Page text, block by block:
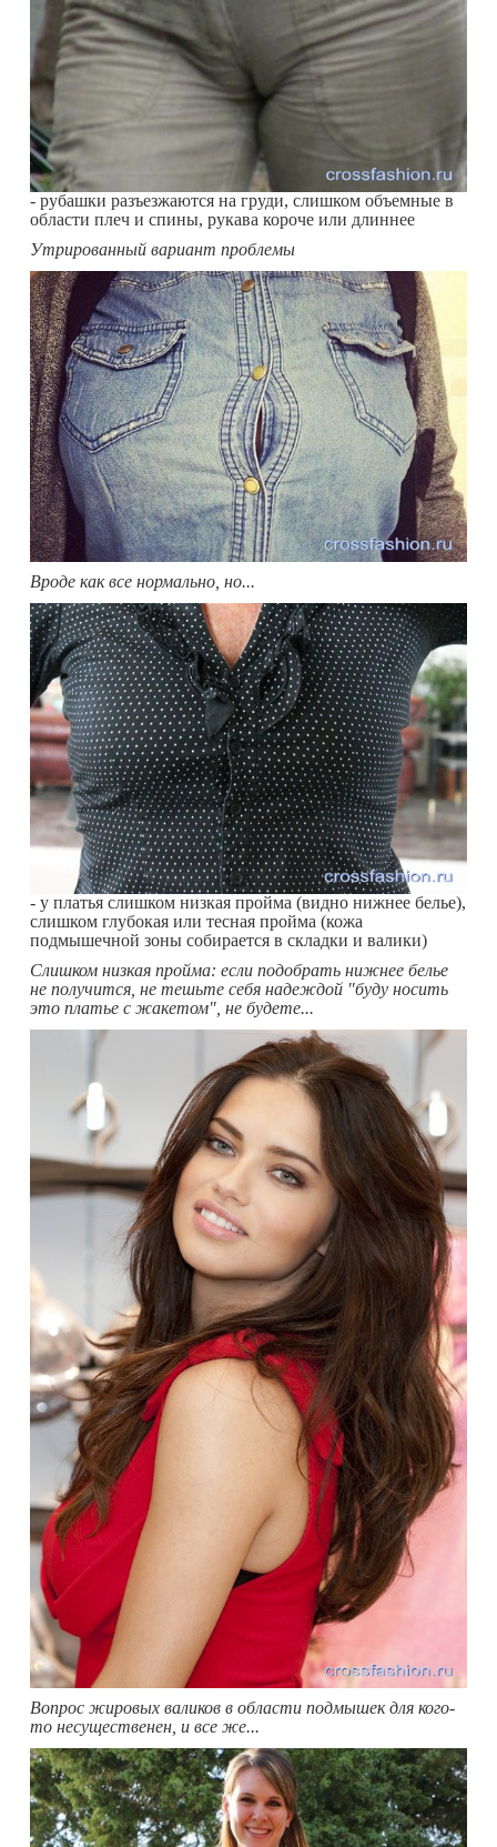
- рубашки разъезжаются на груди, слишком объемные в
области плеч и спины, рукава короче или длиннее
Утрированный вариант проблемы
Вроде как все нормально, но...
- у платья слишком низкая пройма (видно нижнее белье),
слишком глубокая или тесная пройма (кожа
подмышечной зоны собирается в складки и валики)
Слишком низкая пройма: если подобрать нижнее белье
не получится, не тешьте себя надеждой "буду носить
это платье с жакетом", не будете...
Вопрос жировых валиков в области подмышек для кого-
то несущественен, и все же...